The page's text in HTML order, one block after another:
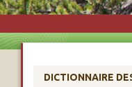
DICTIONNAIRE